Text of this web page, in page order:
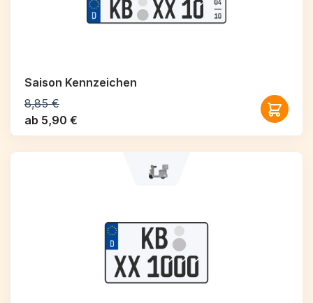
Saison Kennzeichen
8,85 €
ab 5,90 €